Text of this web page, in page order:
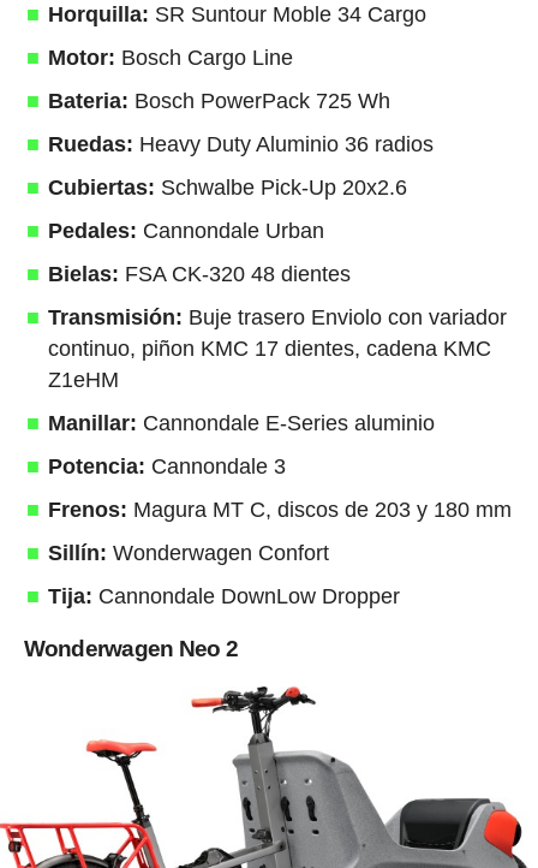
Horquilla: SR Suntour Moble 34 Cargo
Motor: Bosch Cargo Line
Bateria: Bosch PowerPack 725 Wh
Ruedas: Heavy Duty Aluminio 36 radios
Cubiertas: Schwalbe Pick-Up 20x2.6
Pedales: Cannondale Urban
Bielas: FSA CK-320 48 dientes
Transmisión: Buje trasero Enviolo con variador
continuo, piñon KMC 17 dientes, cadena KMC
Z1eHM
Manillar: Cannondale E-Series aluminio
Potencia: Cannondale 3
Frenos: Magura MT C, discos de 203 y 180 mm
Sillín: Wonderwagen Confort
Tija: Cannondale DownLow Dropper
Wonderwagen Neo 2